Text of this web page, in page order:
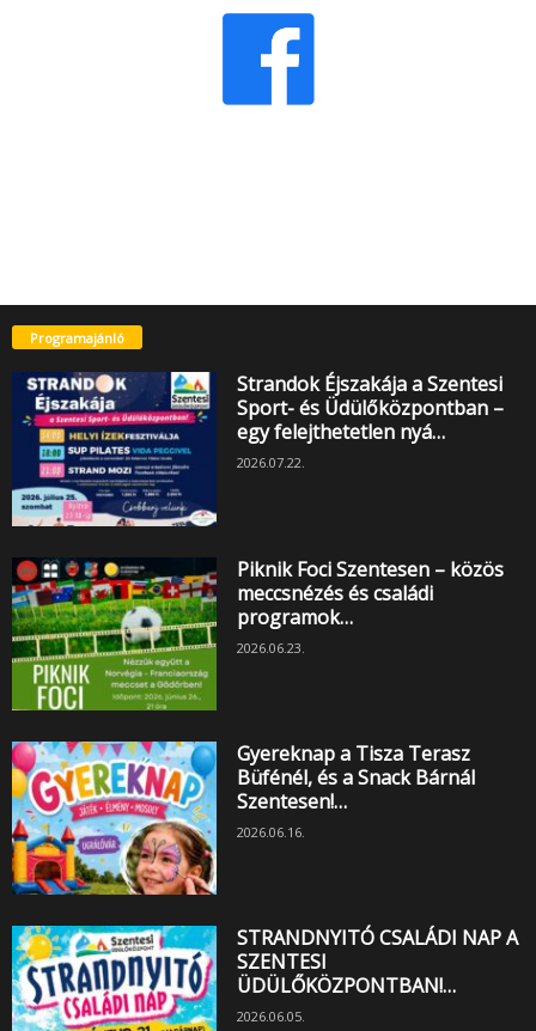
Programajánló
Strandok Éjszakája a Szentesi
Sport- és Üdülőközpontban –
egy felejthetetlen nyá…
2026.07.22.
Piknik Foci Szentesen – közös
meccsnézés és családi
programok…
2026.06.23.
Gyereknap a Tisza Terasz
Büfénél, és a Snack Bárnál
Szentesen!…
2026.06.16.
STRANDNYITÓ CSALÁDI NAP A
SZENTESI
ÜDÜLŐKÖZPONTBAN!…
2026.06.05.